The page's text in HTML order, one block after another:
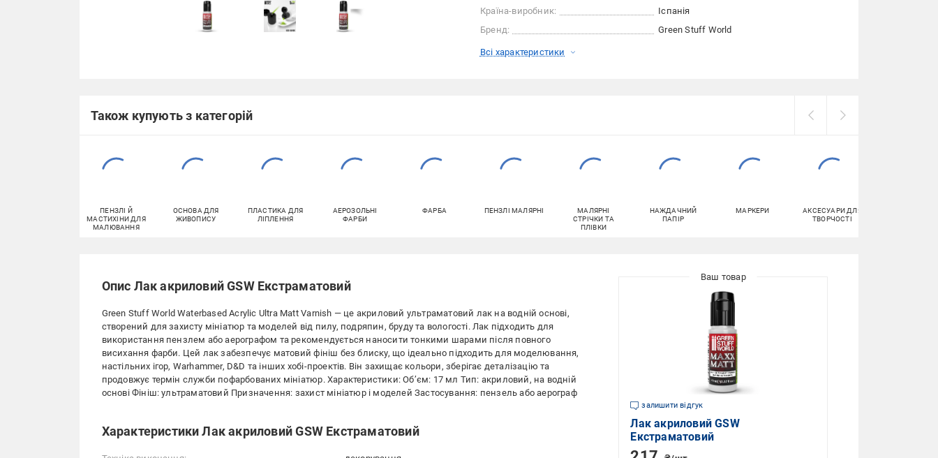
Країна-виробник:
Іспанія
Бренд:
Green Stuff World
Всі характеристики
Також купують з категорій
ПЕНЗЛІ Й
МАСТИХІНИ ДЛЯ
МАЛЮВАННЯ
ОСНОВА ДЛЯ
ЖИВОПИСУ
ПЛАСТИКА ДЛЯ
ЛІПЛЕННЯ
АЕРОЗОЛЬНІ
ФАРБИ
ФАРБА ПЕНЗЛІ МАЛЯРНІ
МАЛЯРНІ
СТРІЧКИ ТА
ПЛІВКИ
НАЖДАЧНИЙ
ПАПІР
МАРКЕРИ
АКСЕСУАРИ ДЛЯ
ТВОРЧОСТІ
Опис Лак акриловий GSW Екстраматовий
Green Stuff World Waterbased Acrylic Ultra Matt Varnish — це акриловий ультраматовий лак на водній основі,
створений для захисту мініатюр та моделей від пилу, подряпин, бруду та вологості. Лак підходить для
використання пензлем або аерографом та рекомендується наносити тонкими шарами після повного
висихання фарби. Цей лак забезпечує матовий фініш без блиску, що ідеально підходить для моделювання,
настільних ігор, Warhammer, D&D та інших хобі-проектів. Він захищає кольори, зберігає деталізацію та
продовжує термін служби пофарбованих мініатюр. Характеристики: Об’єм: 17 мл Тип: акриловий, на водній
основі Фініш: ультраматовий Призначення: захист мініатюр і моделей Застосування: пензель або аерограф
Характеристики Лак акриловий GSW Екстраматовий
залишити відгук
Лак акриловий GSW
Екстраматовий